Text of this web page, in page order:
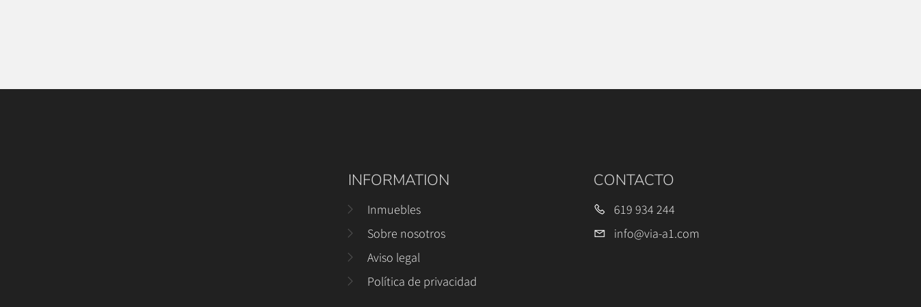
INFORMATION
Inmuebles
Sobre nosotros
Aviso legal
Política de privacidad
CONTACTO
619 934 244
info@via-a1.com